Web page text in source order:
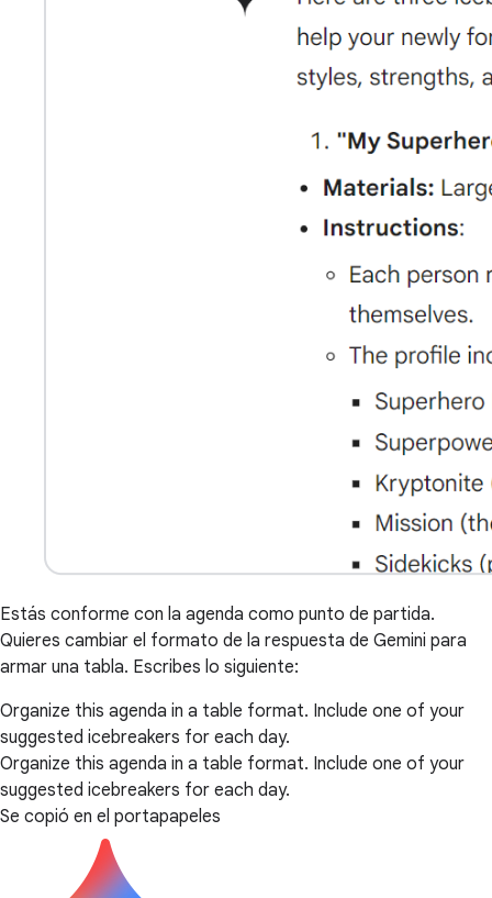
Estás conforme con la agenda como punto de partida.
Quieres cambiar el formato de la respuesta de Gemini para
armar una tabla. Escribes lo siguiente:
Organize this agenda in a table format. Include one of your
suggested icebreakers for each day.
Organize this agenda in a table format. Include one of your
suggested icebreakers for each day.
Se copió en el portapapeles